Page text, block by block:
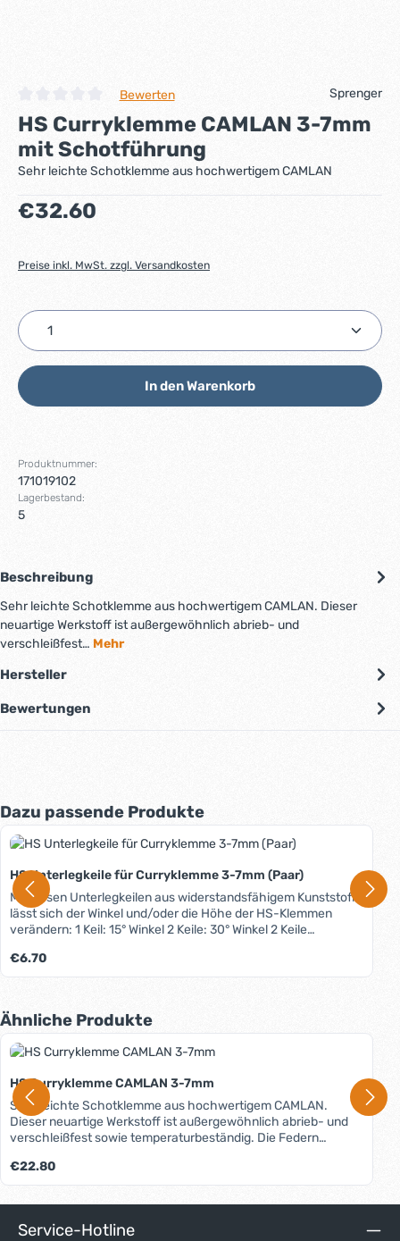
Durchschnittliche Bewertung von 0 von 5 Sternen
Bewerten Sprenger
HS Curryklemme CAMLAN 3-7mm
mit Schotführung
Sehr leichte Schotklemme aus hochwertigem CAMLAN
Regulärer Preis:
€32.60
Preise inkl. MwSt. zzgl. Versandkosten
Produkt Anzahl: Gib den gewünschten Wert ein
In den Warenkorb
Produktnummer:
171019102
Lagerbestand:
5
Beschreibung
Sehr leichte Schotklemme aus hochwertigem CAMLAN. Dieser
neuartige Werkstoff ist außergewöhnlich abrieb- und
verschleißfest… Mehr
Hersteller
Bewertungen
Produktgalerie überspringen
Dazu passende Produkte
HS Unterlegkeile für Curryklemme 3-7mm (Paar)
Mit diesen Unterlegkeilen aus widerstandsfähigem Kunststoff
lässt sich der Winkel und/oder die Höhe der HS-Klemmen
verändern: 1 Keil: 15° Winkel 2 Keile: 30° Winkel 2 Keile
Regulärer Preis:
€6.70
Produktgalerie überspringen
Ähnliche Produkte
HS Curryklemme CAMLAN 3-7mm
Sehr leichte Schotklemme aus hochwertigem CAMLAN.
Dieser neuartige Werkstoff ist außergewöhnlich abrieb- und
verschleißfest sowie temperaturbeständig. Die Federn
garantiert einfachstes Belegen und Lösen der Schot.
Bohrungsabstand 29mm.
Regulärer Preis:
€22.80
Service-Hotline